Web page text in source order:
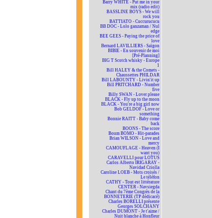
Barry WHITE - Put me in your
mix (radio edit)
BASSLINE BOYS - We will
rock you
BATTIATO - Cuccurucucu
BB DOC - Lolo ganzaman / Nul
edge
BEE GEES - Paying the price of
love
Bernard LAVILLIERS - Saïgon
BIBIE - En souvenir de moi
[Pré-Planning]
BIG T Scotch whisky - Europe
1
Bill HALEY & the Comets -
Chaussettes PHILDAR
Bill LABOUNTY - Livin'it up
Bill PRITCHARD - Number
five
Billy SWAN - Lover please
BLACK - Fly up to the moon
BLACK - You're a big girl now
Bob GELDOF - Love or
something
Bonnie RAITT - Baby come
back
BOONS - The score
Boum BOMO - Hit-parades
Brian WILSON - Love and
mercy
CAMOUFLAGE - Heaven (I
want you)
CARAVELLI pour LOTUS
Carlos Alberto IRIGARAY -
Navidad Criolla
Caroline LOEB - Mots croisés /
Le téléfon
CATHY - Tout est littérature
CENTER - Navsiegda
Chant du 7ème Congrès de la
BONNETERIE (TP dédicacé)
Charles BORELLI présente
Georges SOLCHANY
Charles DUMONT - Je t'aime /
Nuit blanche à Honfleur